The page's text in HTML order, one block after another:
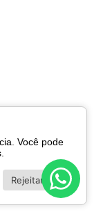
Você pode
Rejeitar